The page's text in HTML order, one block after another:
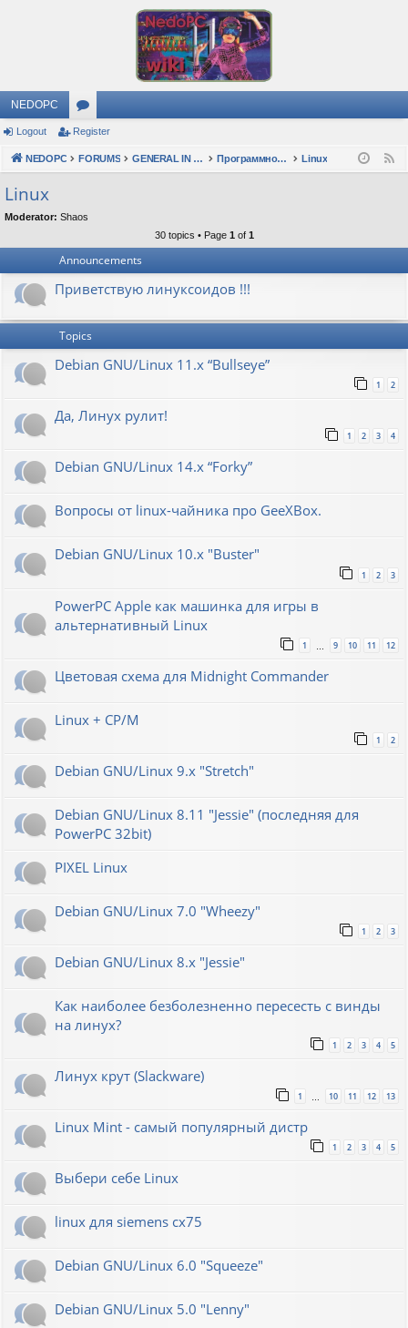
NEDOPC
or
u
s
Logout Register
NEDOPC FORUMS GENERAL IN RUSSIAN Программное обеспечение Linux
Linux
Moderator: Shaos
30 topics • Page 1 of 1
Announcements
Приветствую линуксоидов !!!
Topics
Debian GNU/Linux 11.x “Bullseye”
1 2
Да, Линух рулит!
1 2 3 4
Debian GNU/Linux 14.x “Forky”
Вопросы от linux-чайника про GeeXBox.
Debian GNU/Linux 10.x "Buster"
1 2 3
PowerPC Apple как машинка для игры в
альтернативный Linux
1 9 10 11 12
Цветовая схема для Midnight Commander
Linux + CP/M
1 2
Debian GNU/Linux 9.x "Stretch"
Debian GNU/Linux 8.11 "Jessie" (последняя для
PowerPC 32bit)
PIXEL Linux
Debian GNU/Linux 7.0 "Wheezy"
1 2 3
Debian GNU/Linux 8.x "Jessie"
Как наиболее безболезненно пересесть с винды
на линух?
1 2 3 4 5
Линух крут (Slackware)
1 … 10 11 12 13
Linux Mint - самый популярный дистр
1 2 3 4 5
Выбери себе Linux
linux для siemens cx75
Debian GNU/Linux 6.0 "Squeeze"
Debian GNU/Linux 5.0 "Lenny"